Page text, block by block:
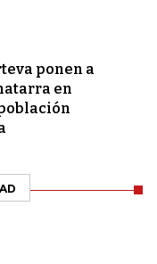
ponen a
en